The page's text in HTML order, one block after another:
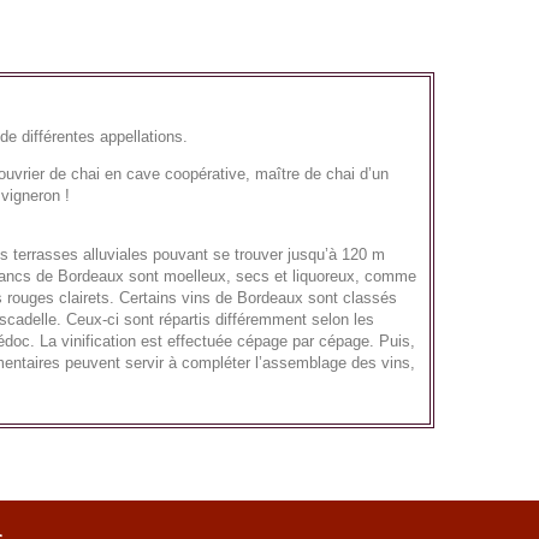
de différentes appellations.
de chai en cave coopérative, maître de chai d’un
!
terrasses alluviales pouvant se trouver jusqu’à 120 m
de Bordeaux sont moelleux, secs et liquoreux, comme
clairets. Certains vins de Bordeaux sont classés
Ceux-ci sont répartis différemment selon les
La vinification est effectuée cépage par cépage. Puis,
peuvent servir à compléter l’assemblage des vins,